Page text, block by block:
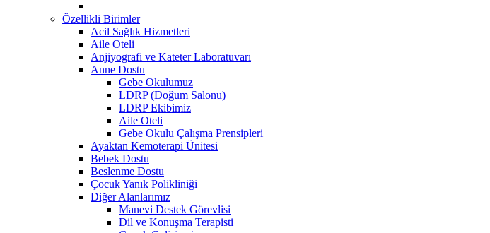
Özellikli Birimler
Acil Sağlık Hizmetleri
Aile Oteli
Anjiyografi ve Kateter Laboratuvarı
Anne Dostu
​Gebe Okulumuz
LDRP (Doğum Salonu)
LDRP Ekibimiz
Aile Oteli
Gebe Okulu Çalışma Prensipleri
Ayaktan Kemoterapi Ünitesi
Bebek Dostu
Beslenme Dostu
Çocuk Yanık Polikliniği
Diğer Alanlarımız
Manevi Destek Görevlisi
Dil ve Konuşma Terapisti